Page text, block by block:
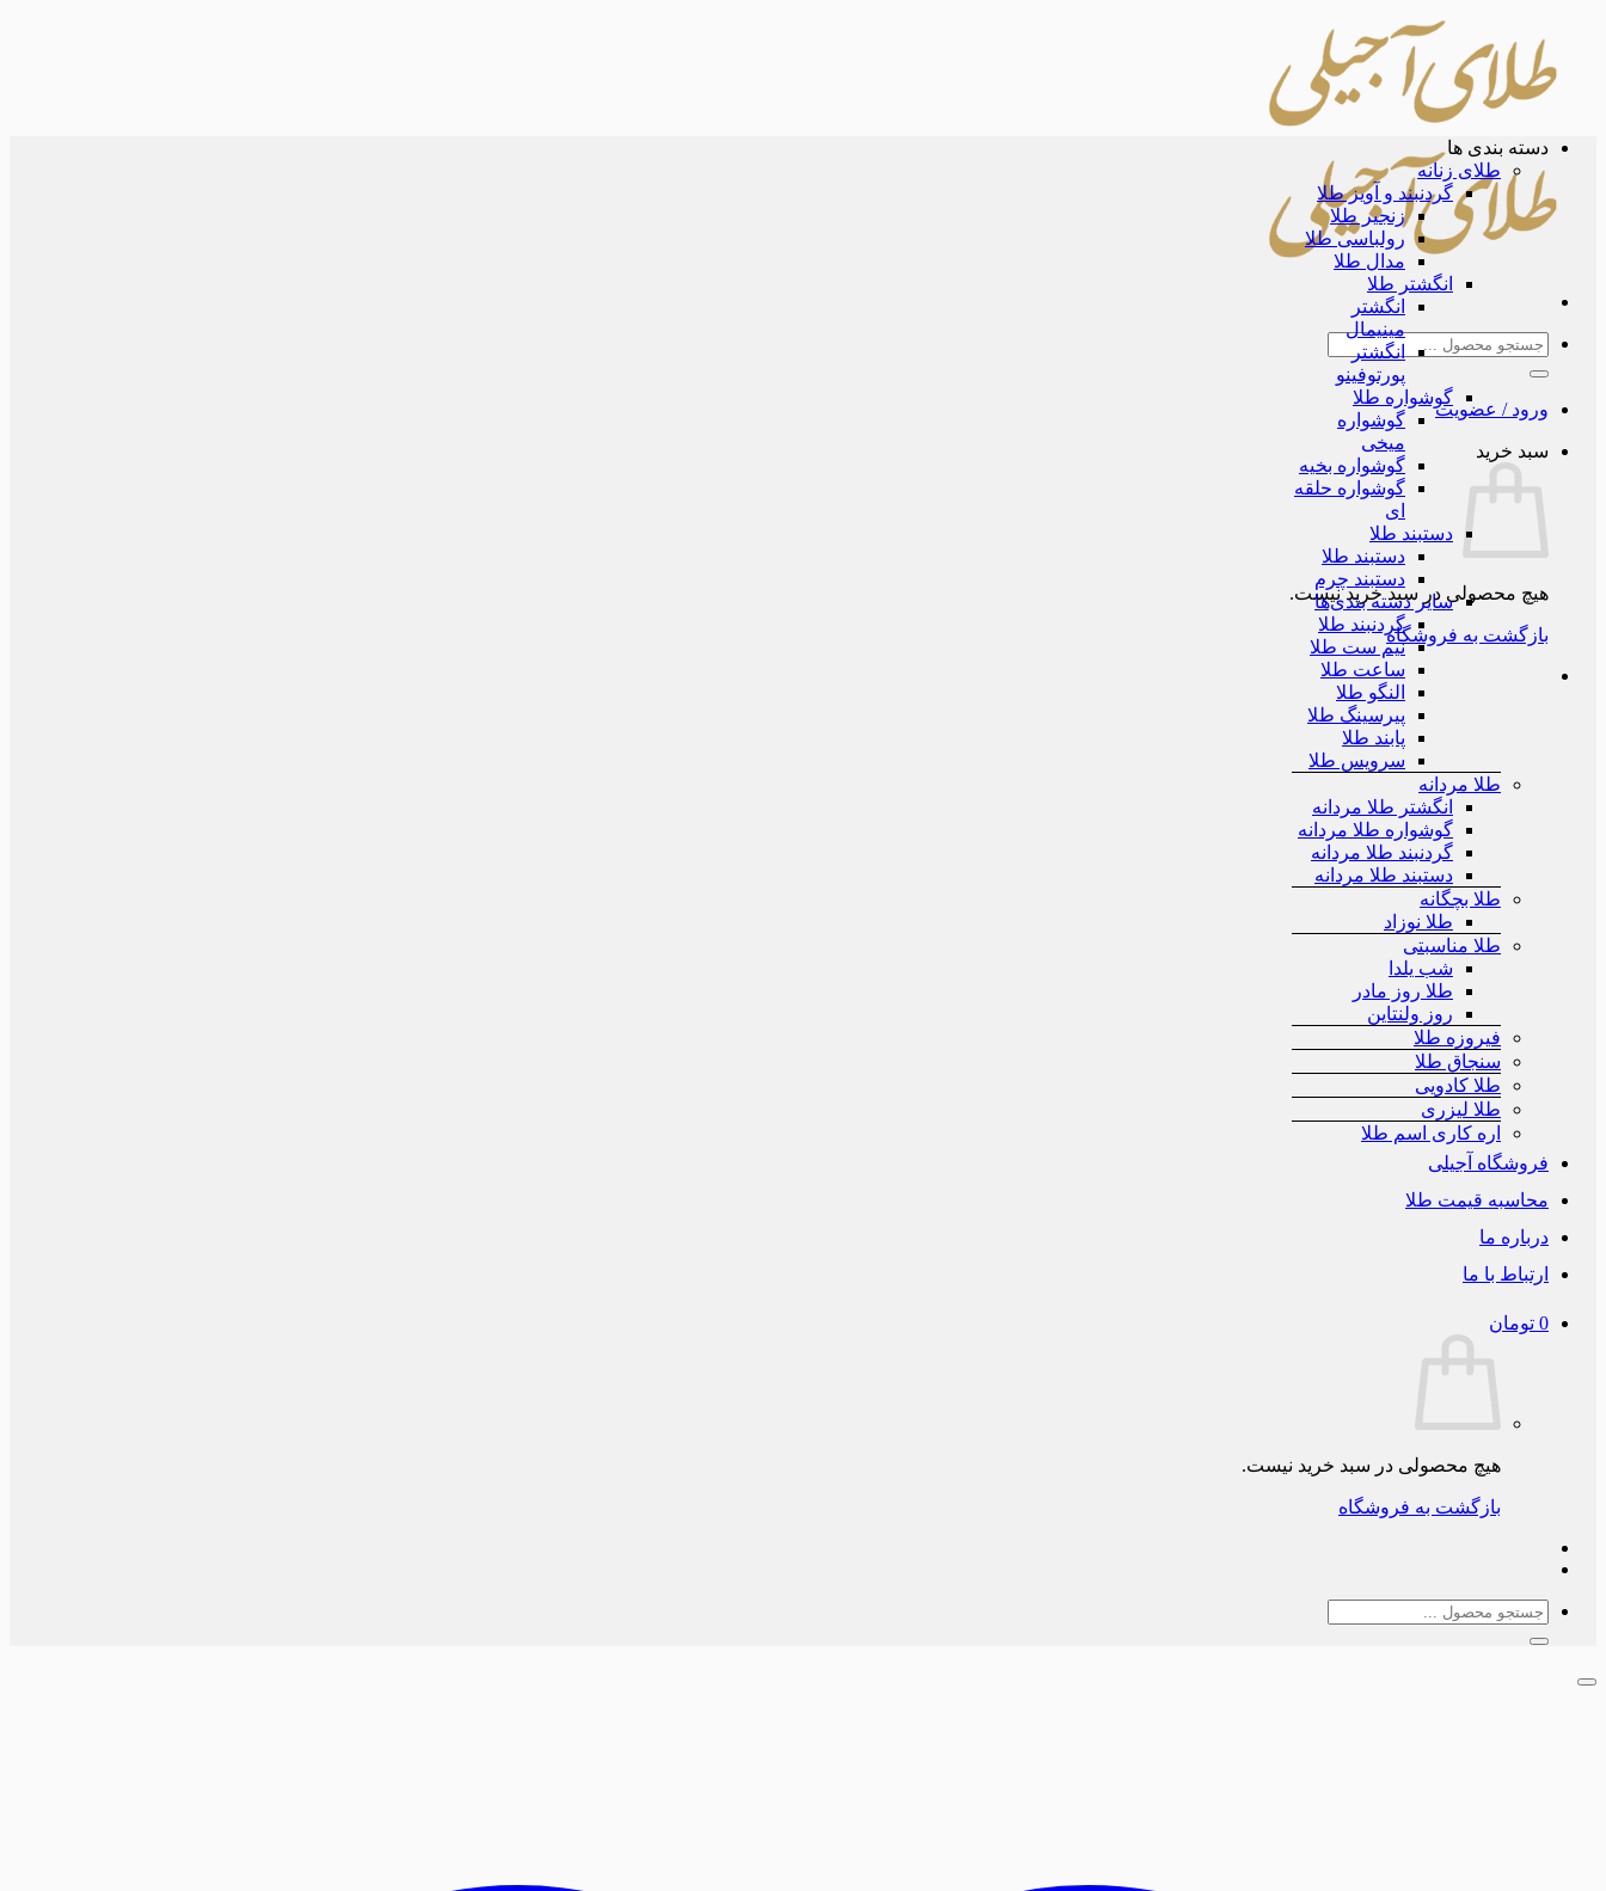
جستجو
ورود / عضویت
سبد خرید
هیچ محصولی در سبد خرید نیست.
بازگشت به فروشگاه
دسته بندی ها
طلای زنانه
گردنبند و آویز طلا
زنجیر طلا
رولباسی طلا
مدال طلا
انگشتر طلا
انگشتر
مینیمال
انگشتر
پورتوفینو
گوشواره طلا
گوشواره
میخی
گوشواره بخیه
گوشواره حلقه
ای
دستبند طلا
دستبند طلا
دستبند چرم
سایر دسته بندی‌ها
گردنبند طلا
نیم ست طلا
ساعت طلا
النگو طلا
پیرسینگ طلا
پابند طلا
سرویس طلا
طلا مردانه
انگشتر طلا مردانه
گوشواره طلا مردانه
گردنبند طلا مردانه
دستبند طلا مردانه
طلا بچگانه
طلا نوزاد
طلا مناسبتی
شب یلدا
طلا روز مادر
روز ولنتاین
فیروزه طلا
سنجاق طلا
طلا کادویی
طلا لیزری
اره کاری اسم طلا
فروشگاه آجیلی
محاسبه قیمت طلا
درباره ما
ارتباط با ما
0 تومان
هیچ محصولی در سبد خرید نیست.
بازگشت به فروشگاه
جستجو